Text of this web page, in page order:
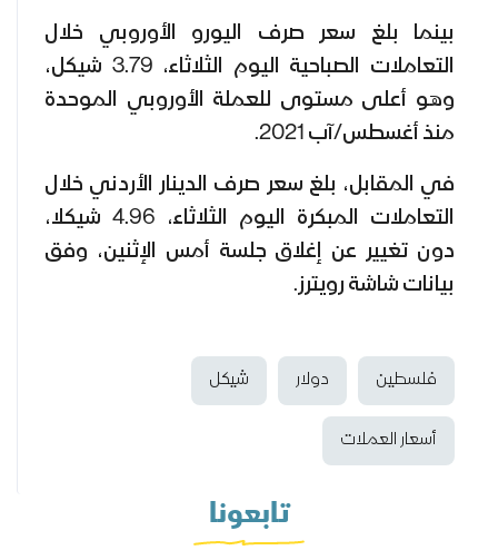
بينما بلغ سعر صرف اليورو الأوروبي خلال
التعاملات الصباحية اليوم الثلاثاء، 3.79 شيكل،
وهو أعلى مستوى للعملة الأوروبي الموحدة
منذ أغسطس/آب 2021.
في المقابل، بلغ سعر صرف الدينار الأردني خلال
التعاملات المبكرة اليوم الثلاثاء، 4.96 شيكلا،
دون تغيير عن إغلاق جلسة أمس الإثنين، وفق
بيانات شاشة رويترز.
فلسطين دولار شيكل
أسعار العملات
تابعونا